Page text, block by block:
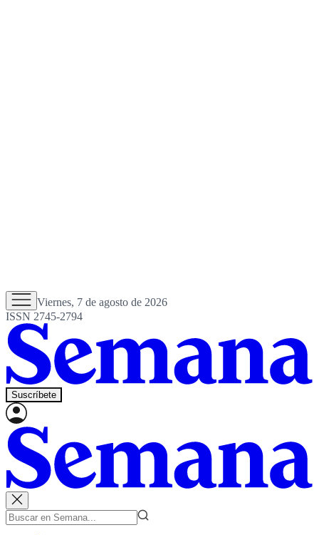
Viernes, 7 de agosto de 2026
ISSN 2745-2794
Suscríbete